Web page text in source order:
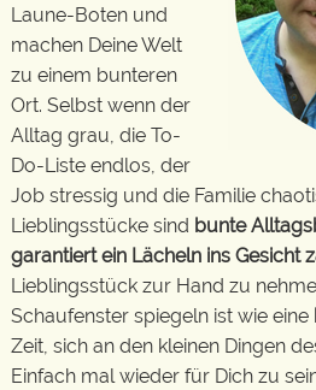
Laune-Boten und
machen Deine Welt
zu einem bunteren
Ort. Selbst wenn der
Alltag grau, die To-
Do-Liste endlos, der
Job stressig und die Familie
Lieblingsstücke sind bunte
garantiert ein Lächeln ins Gesicht
Lieblingsstück zur Hand zu
Schaufenster spiegeln ist wie eine
Zeit, sich an den kleinen Dingen
Einfach mal wieder für Dich zu